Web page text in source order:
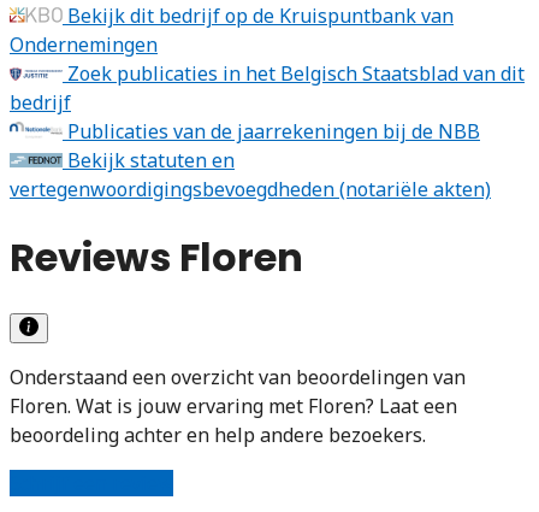
Bekijk dit bedrijf op de Kruispuntbank van
Ondernemingen
Zoek publicaties in het Belgisch Staatsblad van dit
bedrijf
Publicaties van de jaarrekeningen bij de NBB
Bekijk statuten en
vertegenwoordigingsbevoegdheden (notariële akten)
Reviews Floren
Onderstaand een overzicht van beoordelingen van
Floren. Wat is jouw ervaring met Floren? Laat een
beoordeling achter en help andere bezoekers.